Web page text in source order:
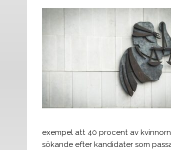
exempel att 40 procent av
sökande efter kandidater som